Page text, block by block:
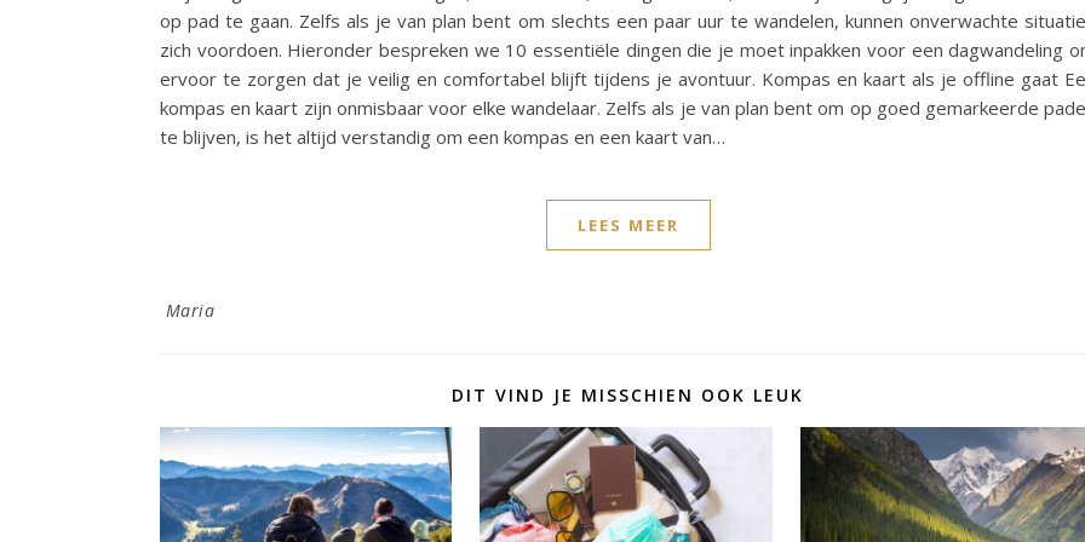
op pad te gaan. Zelfs als je van plan bent om slechts een paar uur te wandelen, kunnen onverwachte
zich voordoen. Hieronder bespreken we 10 essentiële dingen die je moet inpakken voor een dagwandeling
ervoor te zorgen dat je veilig en comfortabel blijft tijdens je avontuur. Kompas en kaart als je offline gaat
kompas en kaart zijn onmisbaar voor elke wandelaar. Zelfs als je van plan bent om op goed gemarkeerde
te blijven, is het altijd verstandig om een kompas en een kaart van…
LEES MEER
Maria
DIT VIND JE MISSCHIEN OOK LEUK